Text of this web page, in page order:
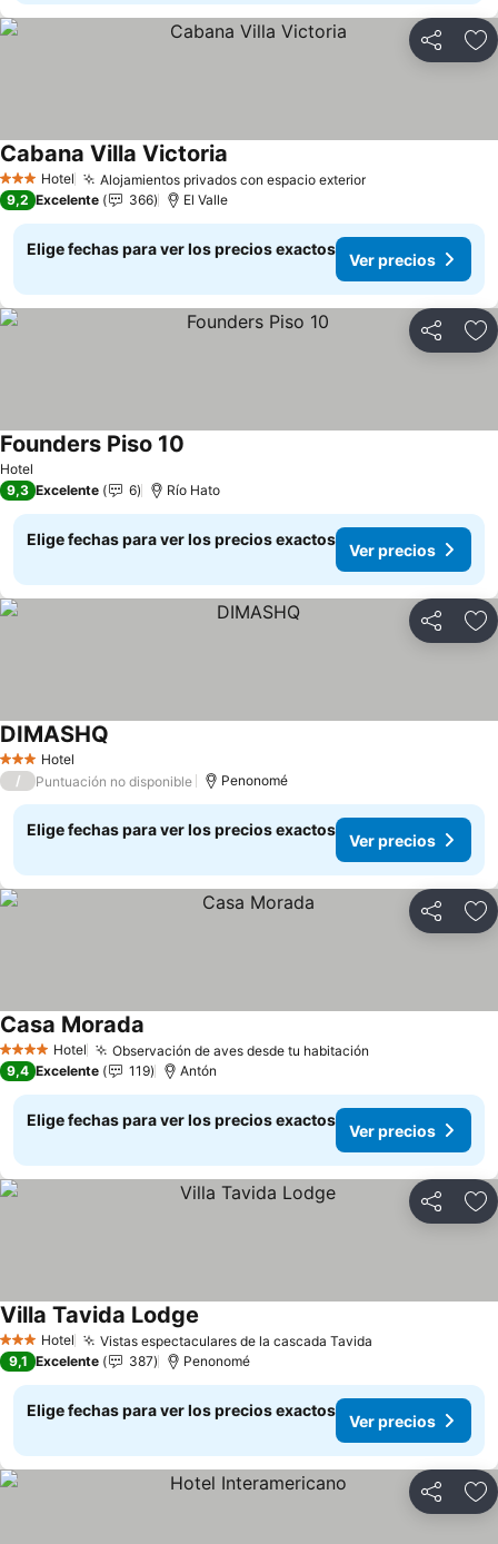
Compartir
3 Estrellas
Hotel Alojamientos privados con espacio exteriorVer precios
Cabana Villa Victoria
9,2 Excelente 366 El Valle
Elige fechas para ver los precios exactos
Ver precios
Compartir
Hotel
Founders Piso 10
9,3 Excelente 6 Río Hato
Elige fechas para ver los precios exactos
Ver precios
Compartir
3 Estrellas
Hotel
DIMASHQ
/ Puntuación no disponible Penonomé
Elige fechas para ver los precios exactos
Ver precios
Compartir
4 EstrellasHotel Observación de aves desde tu habitación
Casa Morada
9,4 Excelente 119 Antón
Elige fechas para ver los precios exactos
Ver precios
Compartir
3 Estrellas
Hotel Vistas espectaculares de la cascada Tavida
Villa Tavida Lodge
9,1 Excelente 387 Penonomé
Elige fechas para ver los precios exactos
Ver precios
Compartir